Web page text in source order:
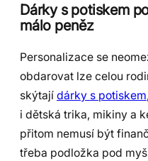
Dárky s potiskem
málo peněz
Personalizace se
obdarovat lze celou
skýtají dárky s potiskem
i dětská trika, mikiny a
přitom nemusí být
třeba podložka pod